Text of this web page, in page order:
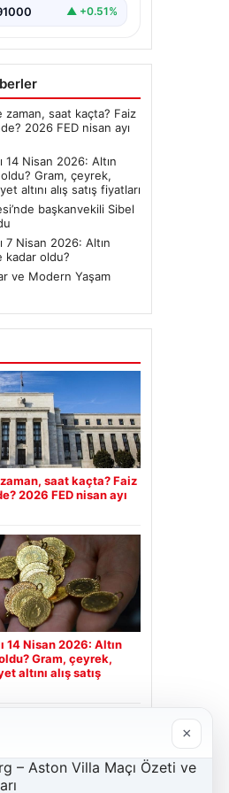
▲ +0.51%
zaman, saat kaçta? Faiz
2026 FED nisan ayı
14 Nisan 2026: Altın
Gram, çeyrek,
altını alış satış fiyatları
başkanvekili Sibel
7 Nisan 2026: Altın
kadar oldu?
ve Modern Yaşam
saat kaçta? Faiz
2026 FED nisan ayı
14 Nisan 2026: Altın
Gram, çeyrek,
altını alış satış
×